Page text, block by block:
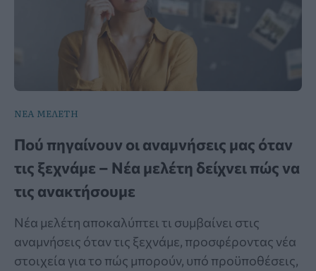
ΝΕΑ ΜΕΛΕΤΗ
Πού πηγαίνουν οι αναμνήσεις μας όταν
τις ξεχνάμε – Νέα μελέτη δείχνει πώς να
τις ανακτήσουμε
Νέα μελέτη αποκαλύπτει τι συμβαίνει στις
αναμνήσεις όταν τις ξεχνάμε, προσφέροντας νέα
στοιχεία για το πώς μπορούν, υπό προϋποθέσεις,